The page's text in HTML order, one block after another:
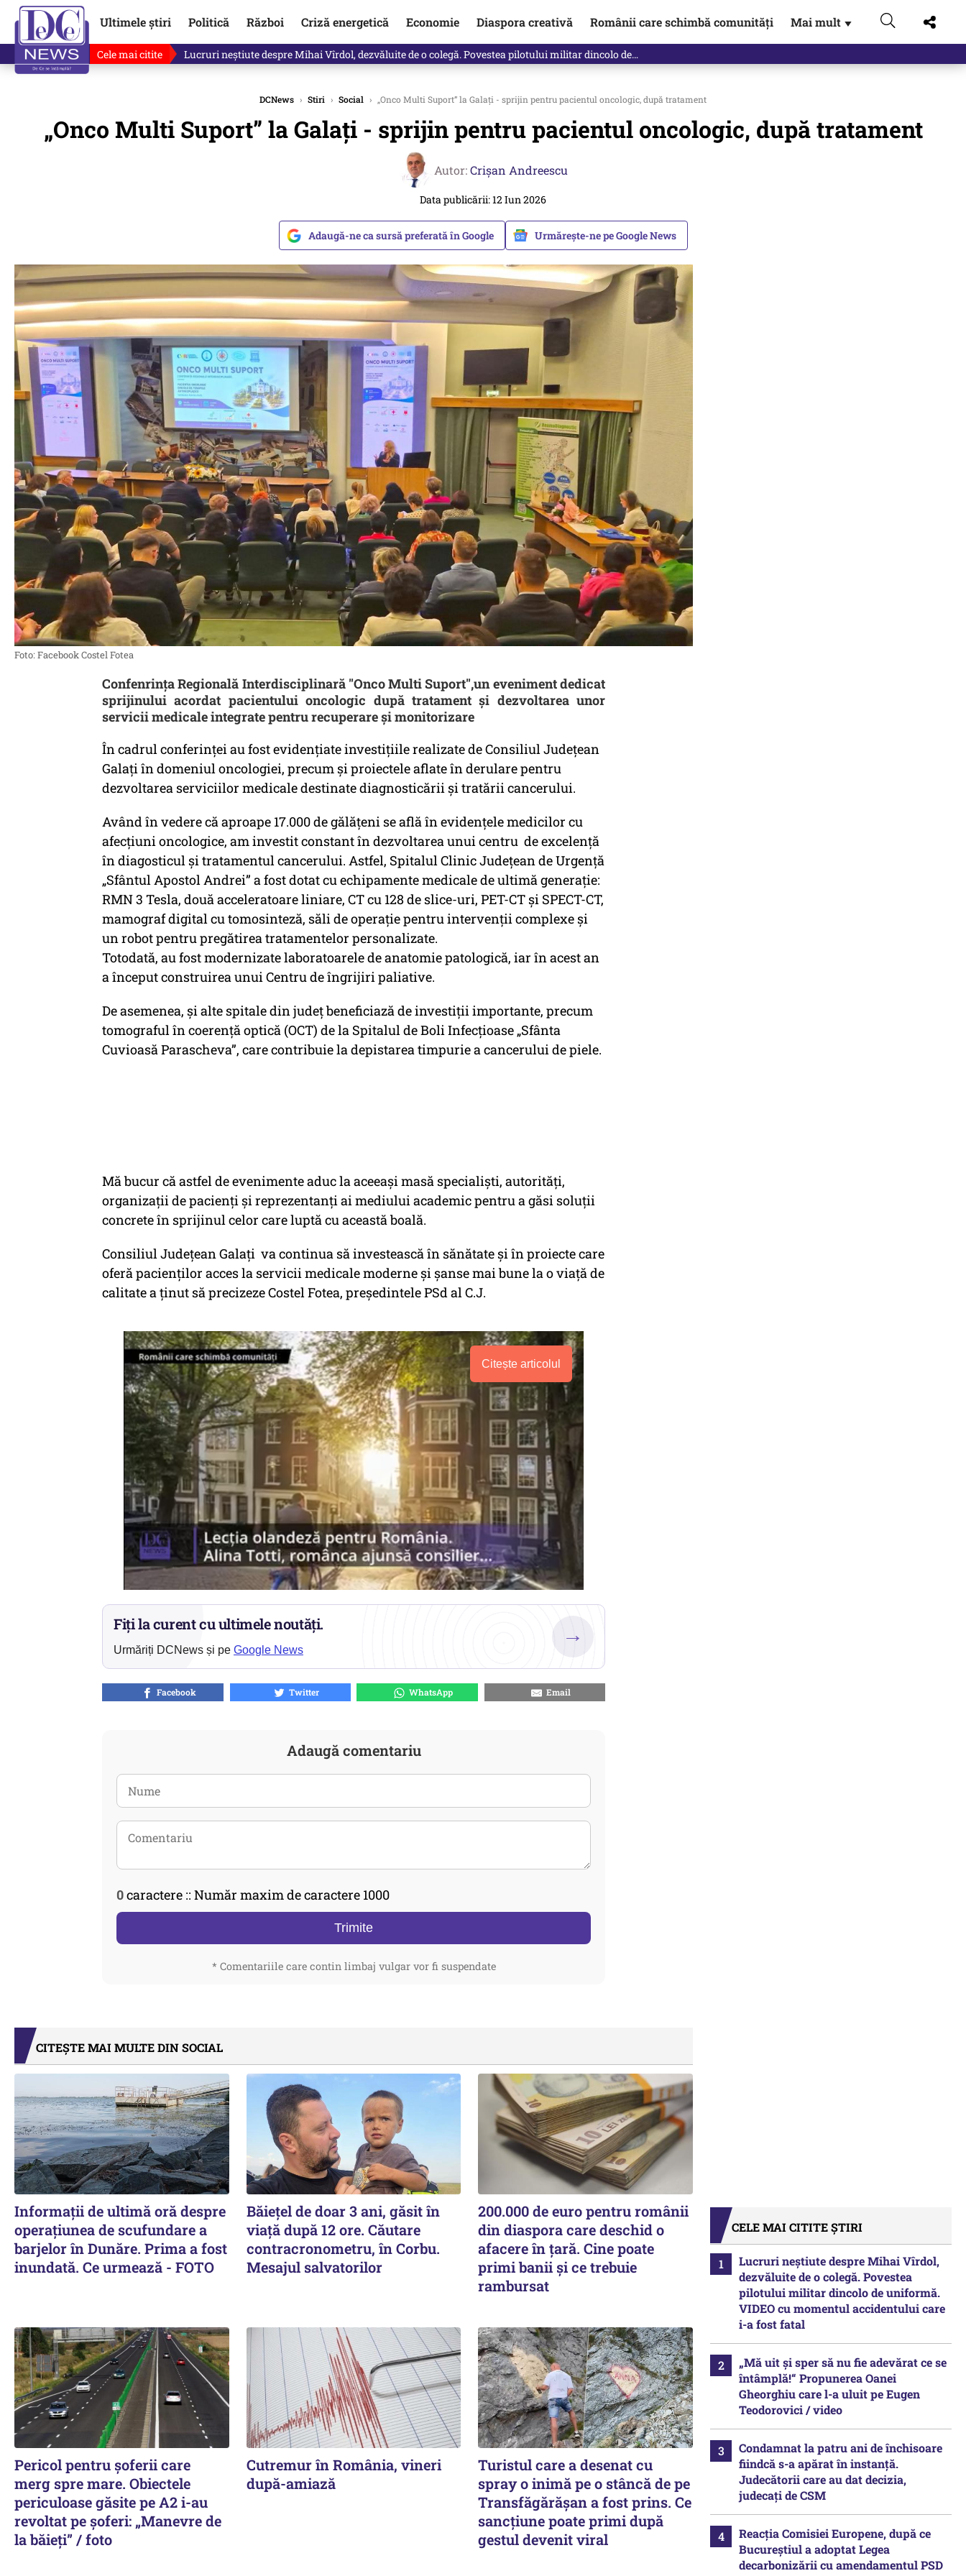
Ultimele știri Politică Război Criză energetică Economie Diaspora creativă Românii care schimbă comunități Mai mult ▼
Cele mai citite Lucruri neștiute despre Mihai Vîrdol, dezvăluite de o colegă. Povestea pilotului militar dincolo de…
DCNews › Stiri › Social › „Onco Multi Suport” la Galați - sprijin pentru pacientul oncologic, după tratament
„Onco Multi Suport” la Galați - sprijin pentru pacientul oncologic, după tratament
Autor:Crişan Andreescu
Data publicării: 12 Iun 2026
Adaugă-ne ca sursă preferată în Google Urmărește-ne pe Google News
Foto: Facebook Costel Fotea
Confenrința Regională Interdisciplinară "Onco Multi Suport",un eveniment dedicat
sprijinului acordat pacientului oncologic după tratament și dezvoltarea unor
servicii medicale integrate pentru recuperare și monitorizare
În cadrul conferinței au fost evidențiate investițiile realizate de Consiliul Județean
Galați în domeniul oncologiei, precum și proiectele aflate în derulare pentru
dezvoltarea serviciilor medicale destinate diagnosticării și tratării cancerului.
Având în vedere că aproape 17.000 de gălățeni se află în evidențele medicilor cu
afecțiuni oncologice, am investit constant în dezvoltarea unui centru de excelență
în diagosticul și tratamentul cancerului. Astfel, Spitalul Clinic Județean de Urgență
„Sfântul Apostol Andrei” a fost dotat cu echipamente medicale de ultimă generație:
RMN 3 Tesla, două acceleratoare liniare, CT cu 128 de slice-uri, PET-CT și SPECT-CT,
mamograf digital cu tomosinteză, săli de operație pentru intervenții complexe și
un robot pentru pregătirea tratamentelor personalizate.
Totodată, au fost modernizate laboratoarele de anatomie patologică, iar în acest an
a început construirea unui Centru de îngrijiri paliative.
De asemenea, și alte spitale din județ beneficiază de investiții importante, precum
tomograful în coerență optică (OCT) de la Spitalul de Boli Infecțioase „Sfânta
Cuvioasă Parascheva”, care contribuie la depistarea timpurie a cancerului de piele.
Mă bucur că astfel de evenimente aduc la aceeași masă specialiști, autorități,
organizații de pacienți și reprezentanți ai mediului academic pentru a găsi soluții
concrete în sprijinul celor care luptă cu această boală.
Consiliul Județean Galați va continua să investească în sănătate și în proiecte care
oferă pacienților acces la servicii medicale moderne și șanse mai bune la o viață de
calitate a ținut să precizeze Costel Fotea, președintele PSd al C.J.
Citește articolul
Fiți la curent cu ultimele noutăți.
Urmăriți DCNews și pe Google News
→
Facebook Twitter WhatsApp Email
Adaugă comentariu
0caractere :: Număr maxim de caractere 1000
Trimite
* Comentariile care contin limbaj vulgar vor fi suspendate
CITEȘTE MAI MULTE DIN SOCIAL
Informații de ultimă oră despre
operațiunea de scufundare a
barjelor în Dunăre. Prima a fost
inundată. Ce urmează - FOTO
Băiețel de doar 3 ani, găsit în
viață după 12 ore. Căutare
contracronometru, în Corbu.
Mesajul salvatorilor
200.000 de euro pentru românii
din diaspora care deschid o
afacere în țară. Cine poate
primi banii și ce trebuie
rambursat
Pericol pentru șoferii care
merg spre mare. Obiectele
periculoase găsite pe A2 i-au
revoltat pe șoferi: „Manevre de
la băieți” / foto
Cutremur în România, vineri
după-amiază
Turistul care a desenat cu
spray o inimă pe o stâncă de pe
Transfăgărășan a fost prins. Ce
sancțiune poate primi după
gestul devenit viral
CELE MAI CITITE ȘTIRI
Lucruri neștiute despre Mihai Vîrdol,
dezvăluite de o colegă. Povestea
pilotului militar dincolo de uniformă.
VIDEO cu momentul accidentului care
i-a fost fatal
„Mă uit și sper să nu fie adevărat ce se
întâmplă!“ Propunerea Oanei
Gheorghiu care l-a uluit pe Eugen
Teodorovici / video
Condamnat la patru ani de închisoare
fiindcă s-a apărat în instanță.
Judecătorii care au dat decizia,
judecați de CSM
Reacția Comisiei Europene, după ce
Bucureștiul a adoptat Legea
decarbonizării cu amendamentul PSD